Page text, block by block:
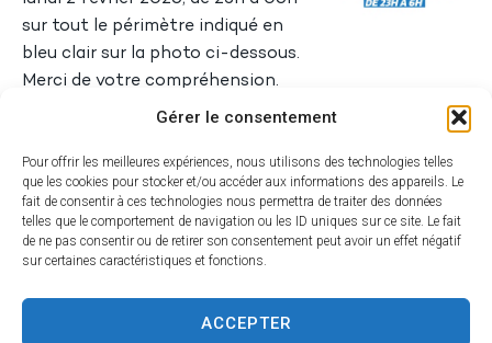
Gérer le consentement
Pour offrir les meilleures expériences, nous utilisons des technologies telles
que les cookies pour stocker et/ou accéder aux informations des appareils. Le
fait de consentir à ces technologies nous permettra de traiter des données
telles que le comportement de navigation ou les ID uniques sur ce site. Le fait
de ne pas consentir ou de retirer son consentement peut avoir un effet négatif
sur certaines caractéristiques et fonctions.
ACCEPTER
sur tout le périmètre indiqué en
bleu clair sur la photo ci-dessous.
Merci de votre compréhension.
Voir toutes les actualités